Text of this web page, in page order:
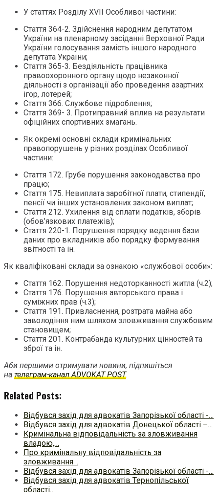
У статтях Розділу XVII Особливої частини:
Стаття 364-2. Здійснення народним депутатом
України на пленарному засіданні Верховної Ради
України голосування замість іншого народного
депутата України;
Стаття 365-3. Бездіяльність працівника
правоохоронного органу щодо незаконної
діяльності з організації або проведення азартних
ігор, лотерей;
Стаття 366. Службове підроблення;
Стаття 369- 3. Протиправний вплив на результати
офіційних спортивних змагань.
Як окремі основні склади кримінальних
правопорушень у різних розділах Особливої
частини:
Стаття 172. Грубе порушення законодавства про
працю;
Стаття 175. Невиплата заробітної плати, стипендії,
пенсії чи інших установлених законом виплат;
Стаття 212. Ухилення від сплати податків, зборів
(обов’язкових платежів);
Стаття 220-1. Порушення порядку ведення бази
даних про вкладників або порядку формування
звітності та ін.
Як кваліфіковані склади за ознакою «службової особи»:
Стаття 162. Порушення недоторканності житла (ч.2);
Стаття 176. Порушення авторського права і
суміжних прав (ч.3);
Стаття 191. Привласнення, розтрата майна або
заволодіння ним шляхом зловживання службовим
становищем;
Стаття 201. Контрабанда культурних цінностей та
зброї та ін.
Аби першими отримувати новини, підпишіться
на телеграм-канал ADVOKAT POST.
Related Posts:
Відбувся захід для адвокатів Запорізької області -…
Відбувся захід для адвокатів Донецької області –…
Кримінальна відповідальність за зловживання
владою,…
Про кримінальну відповідальність за
зловживання…
Відбувся захід для адвокатів Запорізької області -…
Відбувся захід для адвокатів Тернопільської
області…